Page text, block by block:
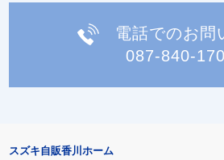
電話でのお問
087-840-
スズキ自販香川ホーム